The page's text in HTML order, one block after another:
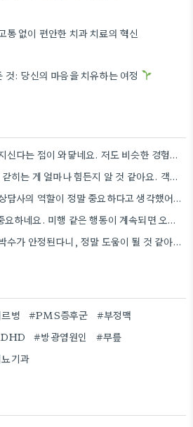
통 없이 편안한 치과 치료의 혁신
것: 당신의 마음을 치유하는 여정
술 때문에 의심이 더 심해지신다는 점이 와닿네요. 저도 비슷한 경험이 있어서 전문가의 도움을 받는 게…
글 읽어보니, 자기 생각에 갇히는 게 얼마나 힘든지 알 것 같아요. 객관적으로 판단하는 게 쉽지…
저도 비슷한 경험 때문에 상담사의 역할이 정말 중요하다고 생각했어요. 망상을 객관적으로 볼 수 있게 돕는…
배우자와의 대화가 정말 중요하네요. 미행 같은 행동이 계속되면 오히려 관계가 더 악화될 수 있을 것…
복식 호흡 연습 덕분에 심박수가 안정된다니, 정말 도움이 될 것 같아요. 저는 스트레스 받을 때…
병 #PMS증후군
#부정맥
#방광염원인
#무릎
기과